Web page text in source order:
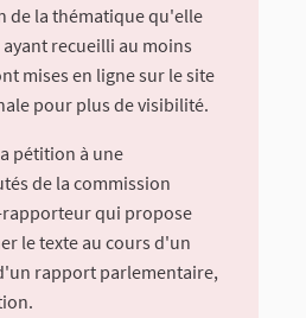
de la thématique qu'elle
recueilli au moins
mises en ligne sur le site
pour plus de visibilité.
pétition à une
de la commission
qui propose
le texte au cours d'un
rapport parlementaire,